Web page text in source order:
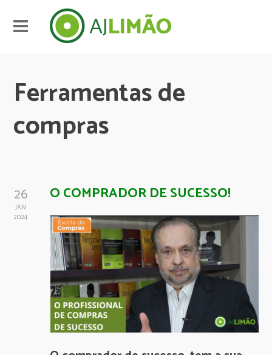
Ferramentas de
compras
26
JAN
2024
O COMPRADOR DE SUCESSO!